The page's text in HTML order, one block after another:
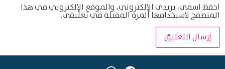
احفظ اسمي، بريدي الإلكتروني، والموقع الإلكتروني في هذا
المتصفح لاستخدامها المرة المقبلة في تعليقي.